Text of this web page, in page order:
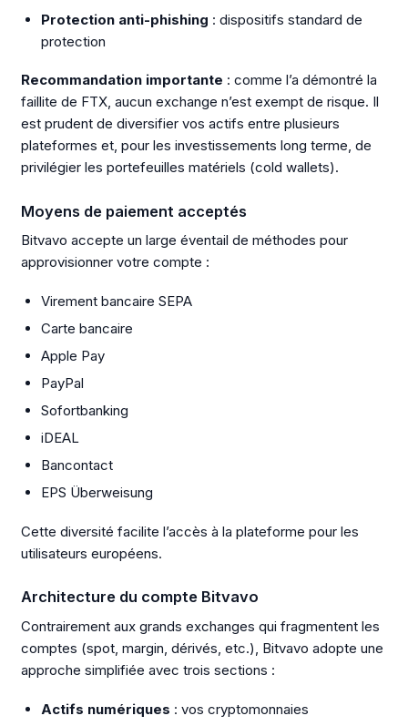
Protection anti-phishing : dispositifs standard de
protection
Recommandation importante : comme l’a démontré la
faillite de FTX, aucun exchange n’est exempt de risque. Il
est prudent de diversifier vos actifs entre plusieurs
plateformes et, pour les investissements long terme, de
privilégier les portefeuilles matériels (cold wallets).
Moyens de paiement acceptés
Bitvavo accepte un large éventail de méthodes pour
approvisionner votre compte :
Virement bancaire SEPA
Carte bancaire
Apple Pay
PayPal
Sofortbanking
iDEAL
Bancontact
EPS Überweisung
Cette diversité facilite l’accès à la plateforme pour les
utilisateurs européens.
Architecture du compte Bitvavo
Contrairement aux grands exchanges qui fragmentent les
comptes (spot, margin, dérivés, etc.), Bitvavo adopte une
approche simplifiée avec trois sections :
Actifs numériques : vos cryptomonnaies